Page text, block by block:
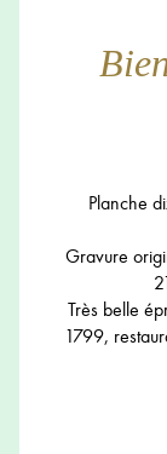
Planche
Gravure
Très belle
1799,